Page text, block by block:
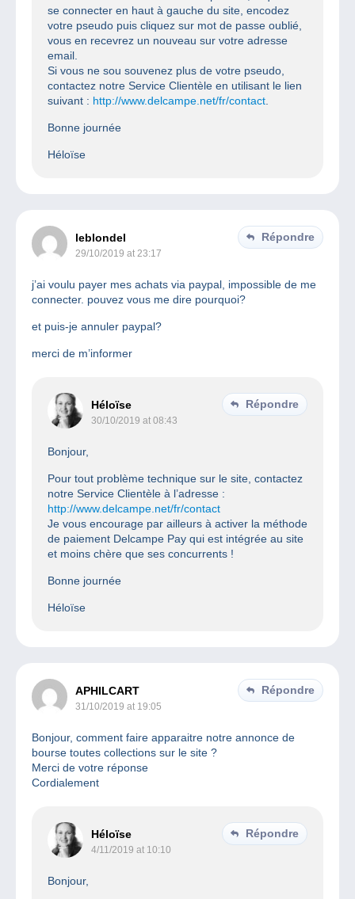
se connecter en haut à gauche du site, encodez
votre pseudo puis cliquez sur mot de passe oublié,
vous en recevrez un nouveau sur votre adresse
email.
Si vous ne sou souvenez plus de votre pseudo,
contactez notre Service Clientèle en utilisant le lien
suivant : http://www.delcampe.net/fr/contact
Bonne journée
Héloïse
leblondel
29/10/2019 at 23:17
Répondre
j’ai voulu payer mes achats via paypal, impossible de me
connecter. pouvez vous me dire pourquoi?
et puis-je annuler paypal?
merci de m’informer
Héloïse
30/10/2019 at 08:43
Répondre
Bonjour,
Pour tout problème technique sur le site, contactez
notre Service Clientèle à l’adresse :
http://www.delcampe.net/fr/contact
Je vous encourage par ailleurs à activer la méthode
de paiement Delcampe Pay qui est intégrée au site
et moins chère que ses concurrents !
Bonne journée
Héloïse
APHILCART
31/10/2019 at 19:05
Répondre
Bonjour, comment faire apparaitre notre annonce de
bourse toutes collections sur le site ?
Merci de votre réponse
Cordialement
Héloïse
4/11/2019 at 10:10
Répondre
Bonjour,